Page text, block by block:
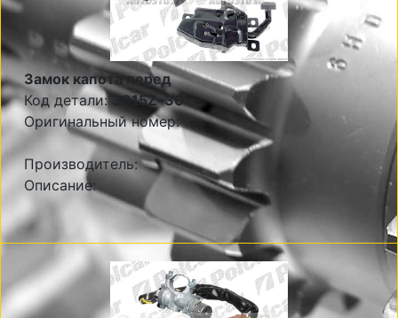
Замок капота перед
Код детали: 3815Z-30
Оригинальный номер:
Производитель:
Описание: